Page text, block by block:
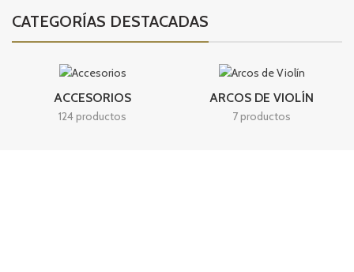
CATEGORÍAS DESTACADAS
ACCESORIOS
124 productos
ARCOS DE VIOLÍN
7 productos